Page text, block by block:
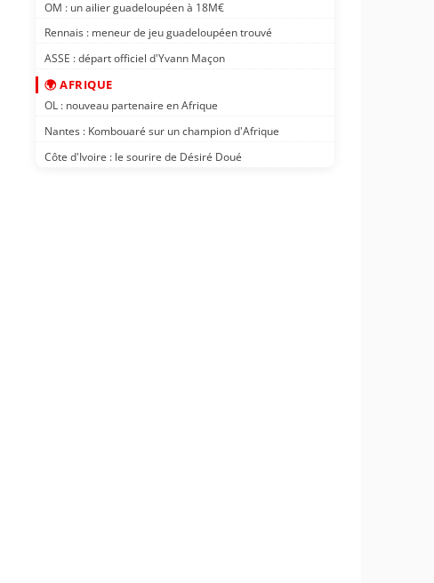
OM : un ailier guadeloupéen à 18M€
Rennais : meneur de jeu guadeloupéen trouvé
ASSE : départ officiel d'Yvann Maçon
🌍 AFRIQUE
OL : nouveau partenaire en Afrique
Nantes : Kombouaré sur un champion d'Afrique
Côte d'Ivoire : le sourire de Désiré Doué